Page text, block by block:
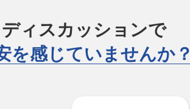
ィスカッションで
を感じていませんか？